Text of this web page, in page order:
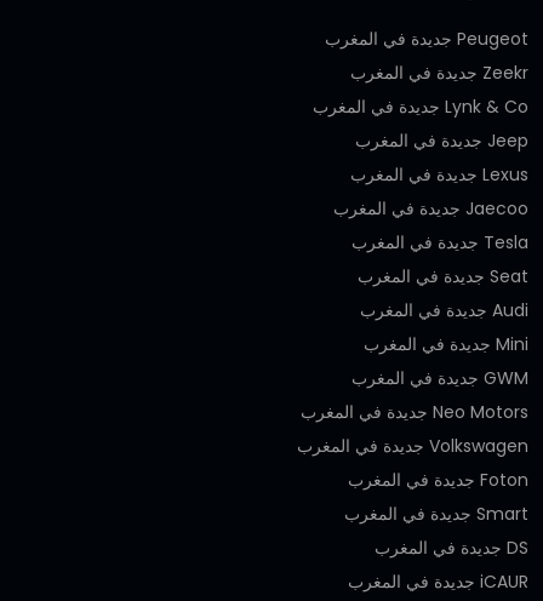
Peugeot جديدة في المغرب
Zeekr جديدة في المغرب
Lynk & Co جديدة في المغرب
Jeep جديدة في المغرب
Lexus جديدة في المغرب
Jaecoo جديدة في المغرب
Tesla جديدة في المغرب
Seat جديدة في المغرب
Audi جديدة في المغرب
Mini جديدة في المغرب
GWM جديدة في المغرب
Neo Motors جديدة في المغرب
Volkswagen جديدة في المغرب
Foton جديدة في المغرب
Smart جديدة في المغرب
DS جديدة في المغرب
iCAUR جديدة في المغرب